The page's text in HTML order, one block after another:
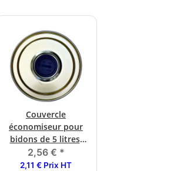
Couvercle
économiseur pour
bidons de 5 litres.
Bouchon anti-
poussière
2,56 € *
2,11 € Prix HT